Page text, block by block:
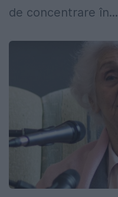
de concentrare în...